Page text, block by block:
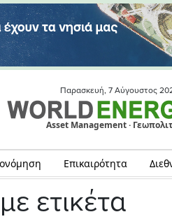
Παρασκευή, 7 Αύγουστος
Asset Management ·
Επικαιρότητα
ετικέτα